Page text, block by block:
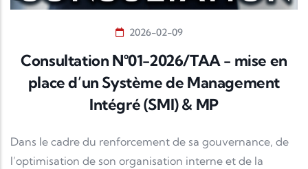
2026-02-09
Consultation N°01-2026/TAA - mise en
place d’un Système de Management
Intégré (SMI) & MP
Dans le cadre du renforcement de sa gouvernance, de
l’optimisation de son organisation interne et de la